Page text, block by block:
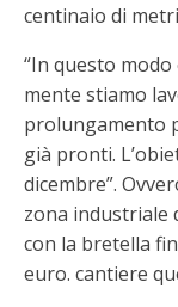
centinaio di
“In questo
mente stiamo
prolungamento
già pronti.
dicembre”.
zona industriale
con la bretella
euro. cantiere